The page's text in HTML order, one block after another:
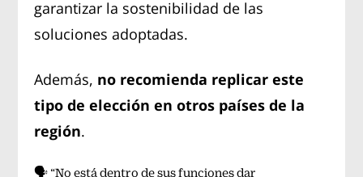
garantizar la sostenibilidad de las
soluciones adoptadas.
Además, no recomienda replicar este
tipo de elección en otros países de la
región.
🗣️ “No está dentro de sus funciones dar